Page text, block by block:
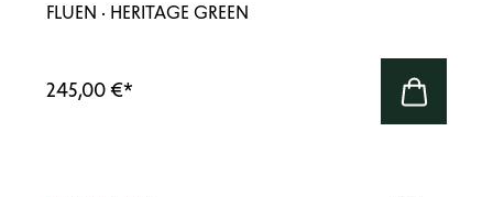
FLUEN · HERITAGE GREEN
245,00 €*